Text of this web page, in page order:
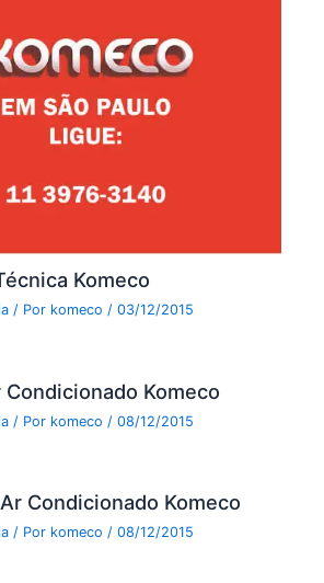
Komeco
/ Por komeco/03/12/2015
Komeco
/ Por komeco /08/12/2015
Condicionado Komeco
/ Por komeco /08/12/2015